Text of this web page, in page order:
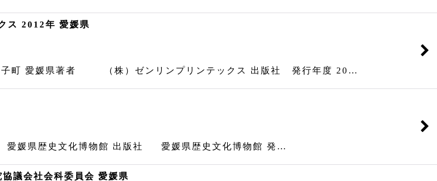
ス 2012年 愛媛県
子町 愛媛県著者 （株）ゼンリンプリンテックス 出版社 発行年度 20…
県歴史文化博物館 出版社 愛媛県歴史文化博物館 発…
議会社会科委員会 愛媛県